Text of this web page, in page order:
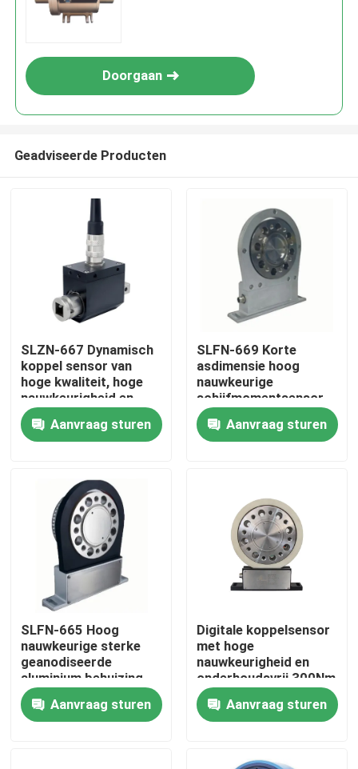
Thuis
Producten
Over Ons
Kwaliteitscontrole
Neem contact met ons op
Nieuws
Gevallen
Torsiedynamometer
Doorgaan
Geadviseerde Producten
SLZN-667 Dynamisch
koppel sensor van
hoge kwaliteit, hoge
nauwkeurigheid en
kosteneffectieve
werkingAanvraag sturen
SLFN-669 Korte
asdimensie hoog
nauwkeurige
schijfmomentsensor
Aanvraag sturen
SLFN-665 Hoog
nauwkeurige sterke
geanodiseerde
aluminium behuizing
koppel sensor
Aanvraag sturen
Digitale koppelsensor
met hoge
nauwkeurigheid en
onderhoudsvrij 300Nm
10000 RPM
Aanvraag sturen